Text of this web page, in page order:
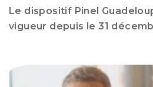
Le dispositif Pinel
vigueur depuis le 31